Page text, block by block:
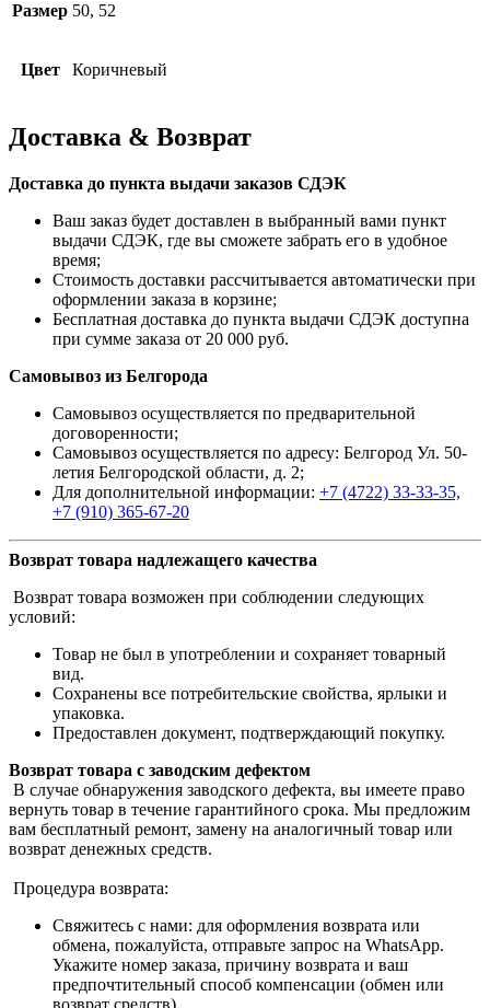
Размер 50, 52
Цвет Коричневый
Доставка & Возврат
Доставка до пункта выдачи заказов СДЭК
Ваш заказ будет доставлен в выбранный вами пункт
выдачи СДЭК, где вы сможете забрать его в удобное
время;
Стоимость доставки рассчитывается автоматически при
оформлении заказа в корзине;
Бесплатная доставка до пункта выдачи СДЭК доступна
при сумме заказа от 20 000 руб.
Самовывоз из Белгорода
Самовывоз осуществляется по предварительной
договоренности;
Самовывоз осуществляется по адресу: Белгород Ул. 50-
летия Белгородской области, д. 2;
Для дополнительной информации: +7 (4722) 33-33-35,
+7 (910) 365-67-20
Возврат товара надлежащего качества
Возврат товара возможен при соблюдении следующих
условий:
Товар не был в употреблении и сохраняет товарный
вид.
Сохранены все потребительские свойства, ярлыки и
упаковка.
Предоставлен документ, подтверждающий покупку.
Возврат товара с заводским дефектом
В случае обнаружения заводского дефекта, вы имеете право
вернуть товар в течение гарантийного срока. Мы предложим
вам бесплатный ремонт, замену на аналогичный товар или
возврат денежных средств.
Процедура возврата:
Свяжитесь с нами: для оформления возврата или
обмена, пожалуйста, отправьте запрос на WhatsApp.
Укажите номер заказа, причину возврата и ваш
предпочтительный способ компенсации (обмен или
возврат средств).